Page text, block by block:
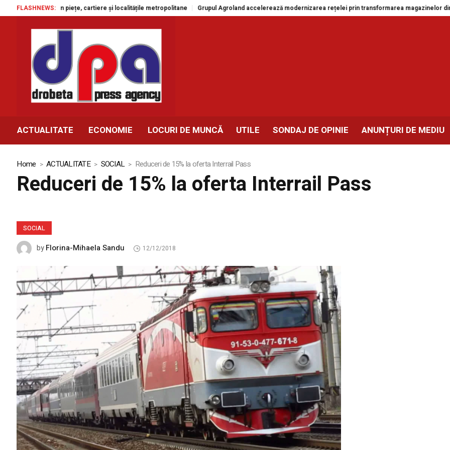
FLASHNEWS:
în piețe, cartiere și localitățile metropolitane Grupul Agroland accelerează modernizarea rețelei prin transformarea magazinelor din
ACTUALITATE ECONOMIE LOCURI DE MUNCĂ UTILE SONDAJ DE OPINIE ANUNȚURI DE MEDIU
Home ACTUALITATE SOCIAL Reduceri de 15% la oferta Interrail Pass
Reduceri de 15% la oferta Interrail Pass
SOCIAL
byFlorina-Mihaela Sandu 12/12/2018